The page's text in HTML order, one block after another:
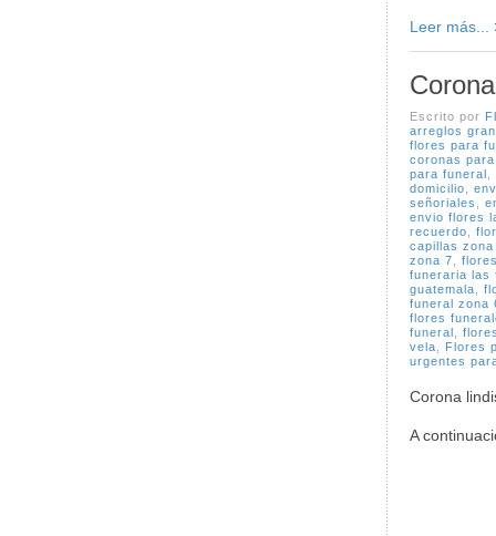
Leer más...
Escrito por
arreglos
flores para
coronas
para funeral
domicilio
señoriales
envio flores
recuerdo
capillas zona
zona 7
funeraria las
guatemala
funeral zona
flores
funeral
vela
Flores
urgentes
Corona
A